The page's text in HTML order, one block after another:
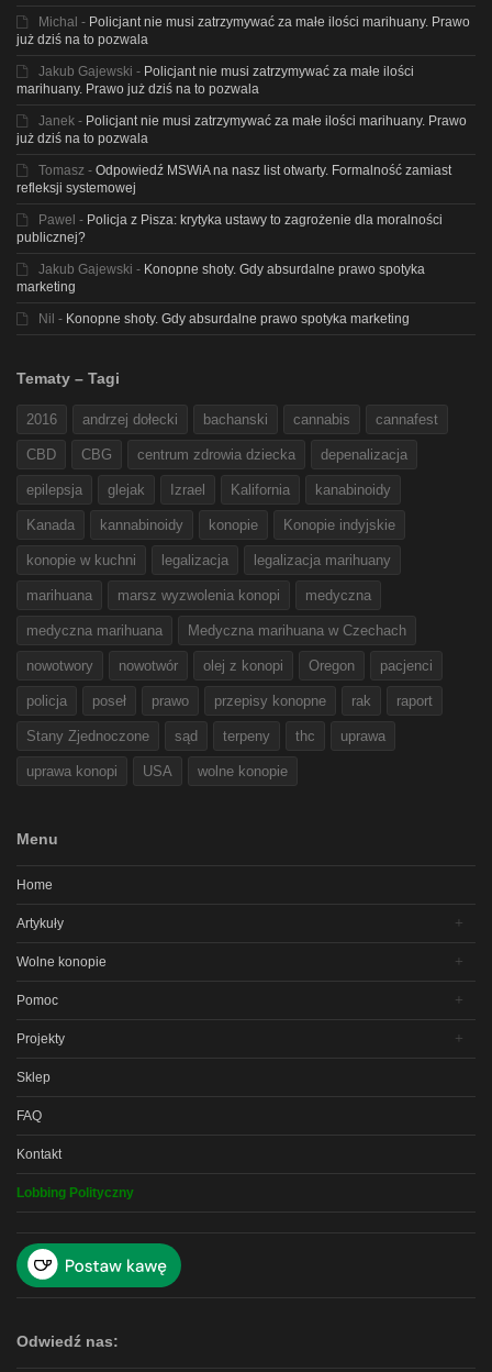
Michal - Policjant nie musi zatrzymywać za małe ilości marihuany. Prawo
już dziś na to pozwala
Jakub Gajewski - Policjant nie musi zatrzymywać za małe ilości
marihuany. Prawo już dziś na to pozwala
Janek - Policjant nie musi zatrzymywać za małe ilości marihuany. Prawo
już dziś na to pozwala
Tomasz - Odpowiedź MSWiA na nasz list otwarty. Formalność zamiast
refleksji systemowej
Pawel - Policja z Pisza: krytyka ustawy to zagrożenie dla moralności
publicznej?
Jakub Gajewski - Konopne shoty. Gdy absurdalne prawo spotyka
marketing
Nil - Konopne shoty. Gdy absurdalne prawo spotyka marketing
Tematy – Tagi
2016 andrzej dołecki bachanski cannabis cannafest
CBD CBG centrum zdrowia dziecka depenalizacja
epilepsja glejak Izrael Kalifornia kanabinoidy
Kanada kannabinoidy konopie Konopie indyjskie
konopie w kuchni legalizacja legalizacja marihuany
marihuana marsz wyzwolenia konopi medyczna
medyczna marihuana Medyczna marihuana w Czechach
nowotwory nowotwór olej z konopi Oregon pacjenci
policja poseł prawo przepisy konopne rak raport
Stany Zjednoczone sąd terpeny thc uprawa
uprawa konopi USA wolne konopie
Menu
Home
Artykuły
Wolne konopie
Pomoc
Projekty
Sklep
FAQ
Kontakt
Lobbing Polityczny
Odwiedź nas: